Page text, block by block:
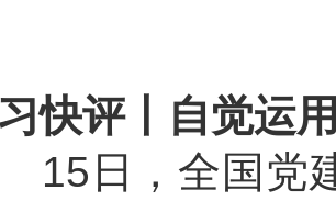
快评丨自觉运
日，全国党建